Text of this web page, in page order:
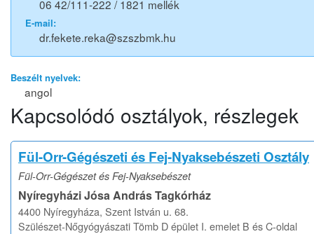
06 42/111-222 / 1821 mellék
E-mail:
dr.fekete.reka@szszbmk.hu
Beszélt nyelvek:
angol
Kapcsolódó osztályok, részlegek
Fül-Orr-Gégészeti és Fej-Nyaksebészeti Osztály
Fül-Orr-Gégészet és Fej-Nyaksebészet
Nyíregyházi Jósa András Tagkórház
4400 Nyíregyháza, Szent István u. 68.
Szülészet-Nőgyógyászati Tömb D épület I. emelet B és C-oldal